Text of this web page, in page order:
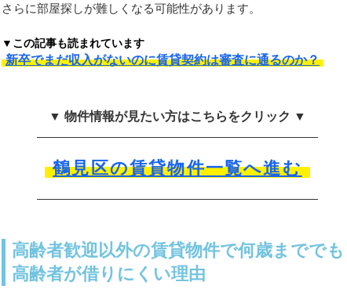
さらに部屋探しが難しくなる可能性があります。
▼この記事も読まれています
新卒でまだ収入がないのに賃貸契約は審査に通るのか？
▼ 物件情報が見たい方はこちらをクリック ▼
鶴見区の賃貸物件一覧へ進む
高齢者歓迎以外の賃貸物件で何歳まででも
高齢者が借りにくい理由